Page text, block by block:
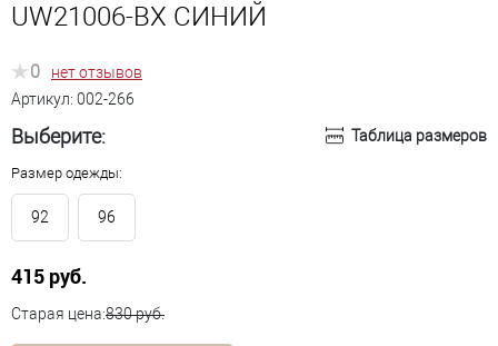
UW21006-BX СИНИЙ
0
нет отзывов
Артикул: 002-266
Выберите: Таблица размеров
Размер одежды:
92 96
415 руб.
Старая цена:830 руб.